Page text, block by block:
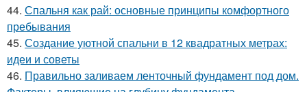
44. Спальня как рай: основные принципы комфортного
пребывания
45. Создание уютной спальни в 12 квадратных метрах:
идеи и советы
46. Правильно заливаем ленточный фундамент под дом.